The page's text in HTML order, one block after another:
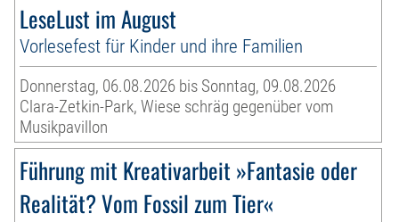
LeseLust im August
Vorlesefest für Kinder und ihre Familien
Donnerstag, 06.08.2026 bis Sonntag, 09.08.2026
Clara-Zetkin-Park, Wiese schräg gegenüber vom
Musikpavillon
Führung mit Kreativarbeit »Fantasie oder
Realität? Vom Fossil zum Tier«